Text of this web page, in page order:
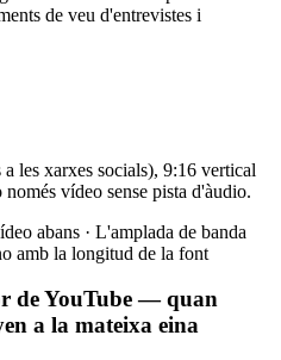
de veu d'entrevistes i
les xarxes socials), 9:16 vertical
vídeo sense pista d'àudio.
abans · L'amplada de banda
amb la longitud de la font
de YouTube — quan
a la mateixa eina